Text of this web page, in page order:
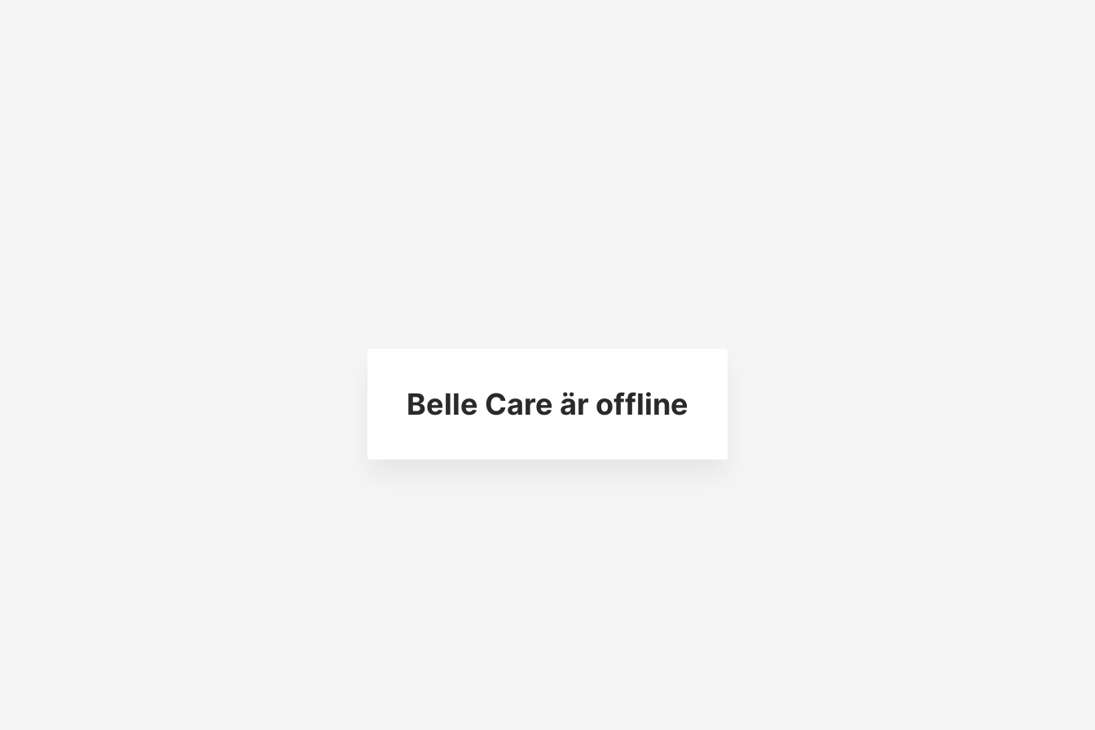
Belle Care är offline